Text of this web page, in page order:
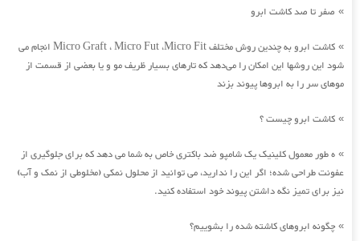
» صفر تا صد کاشت ابرو
»
کاشت ابرو به چندین روش مختلف Micro Graft ، Micro Fut ،Micro Fit انجام می
شود این روشها این امکان را می‌دهد که تارهای بسیار ظریف مو و یا بعضی از قسمت از
موهای سر را به ابروها پیوند بزند
» کاشت ابرو چیست ؟
» ه طور معمول کلینیک یک شامپو ضد باکتری خاص به شما می دهد که برای جلوگیری از
عفونت طراحی شده؛ اگر این را ندارید، می توانید از محلول نمکی (مخلوطی از نمک و آب)
نیز برای تمیز نگه داشتن پیوند خود استفاده کنید.
» چگونه ابروهای کاشته شده را بشوییم؟